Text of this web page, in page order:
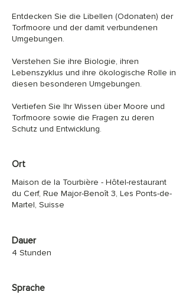
Entdecken Sie die Libellen (Odonaten) der
Torfmoore und der damit verbundenen
Umgebungen.
Verstehen Sie ihre Biologie, ihren
Lebenszyklus und ihre ökologische Rolle in
diesen besonderen Umgebungen.
Vertiefen Sie Ihr Wissen über Moore und
Torfmoore sowie die Fragen zu deren
Schutz und Entwicklung.
Ort
Maison de la Tourbière - Hôtel-restaurant
du Cerf, Rue Major-Benoît 3, Les Ponts-de-
Martel, Suisse
Dauer
4 Stunden
Sprache